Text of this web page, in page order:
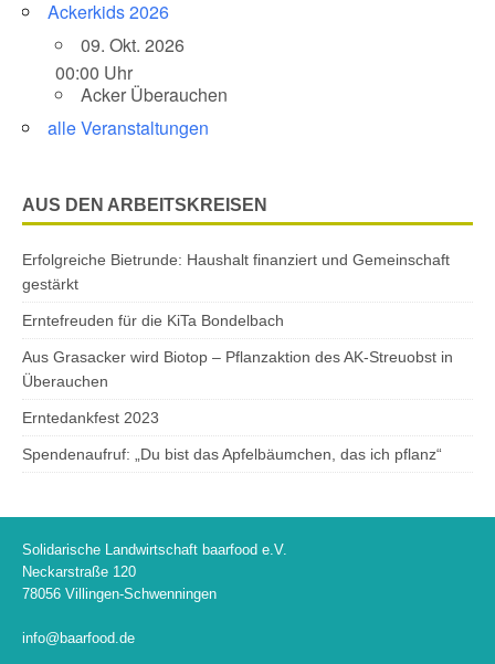
Ackerkids 2026
09. Okt. 2026
00:00 Uhr
Acker Überauchen
alle Veranstaltungen
AUS DEN ARBEITSKREISEN
Erfolgreiche Bietrunde: Haushalt finanziert und Gemeinschaft
gestärkt
Erntefreuden für die KiTa Bondelbach
Aus Grasacker wird Biotop – Pflanzaktion des AK-Streuobst in
Überauchen
Erntedankfest 2023
Spendenaufruf: „Du bist das Apfelbäumchen, das ich pflanz“
Solidarische Landwirtschaft baarfood e.V.
Neckarstraße 120
78056 Villingen-Schwenningen
info@baarfood.de